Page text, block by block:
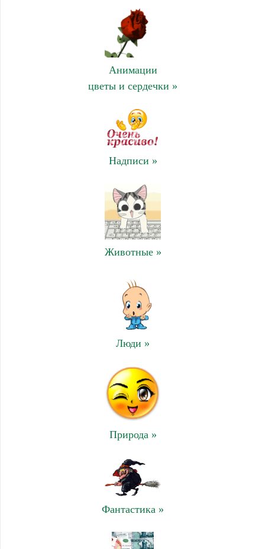
Анимации
цветы и сердечки »
Надписи »
Животные »
Люди »
Природа »
Фантастика »